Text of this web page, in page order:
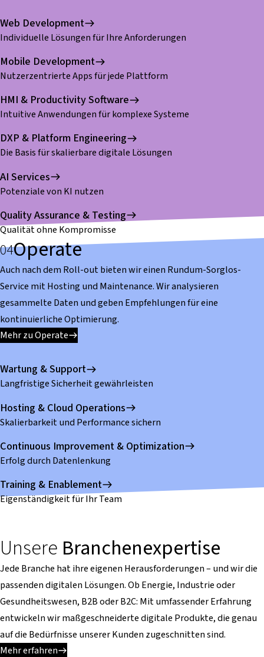
Web Development
Individuelle Lösungen für Ihre Anforderungen
Mobile Development
Nutzerzentrierte Apps für jede Plattform
HMI & Productivity Software
Intuitive Anwendungen für komplexe Systeme
DXP & Platform Engineering
Die Basis für skalierbare digitale Lösungen
AI Services
Potenziale von KI nutzen
Quality Assurance & Testing
Qualität ohne Kompromisse
Operate
Auch nach dem Roll-out bieten wir einen Rundum-Sorglos-
Service mit Hosting und Maintenance. Wir analysieren
gesammelte Daten und geben Empfehlungen für eine
kontinuierliche Optimierung.
Mehr zu Operate
Wartung & Support
Langfristige Sicherheit gewährleisten
Hosting & Cloud Operations
Skalierbarkeit und Performance sichern
Continuous Improvement & Optimization
Erfolg durch Datenlenkung
Training & Enablement
Eigenständigkeit für Ihr Team
Unsere Branchenexpertise
Jede Branche hat ihre eigenen Herausforderungen – und wir die
passenden digitalen Lösungen. Ob Energie, Industrie oder
Gesundheitswesen, B2B oder B2C: Mit umfassender Erfahrung
entwickeln wir maßgeschneiderte digitale Produkte, die genau
auf die Bedürfnisse unserer Kunden zugeschnitten sind.
Mehr erfahren